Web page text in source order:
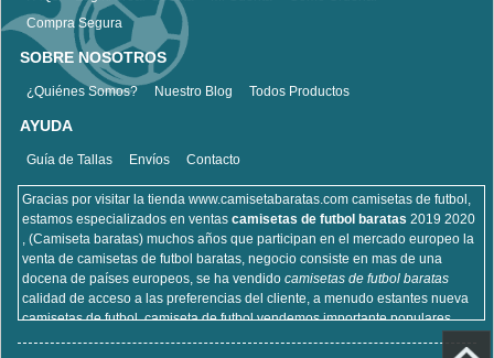
Compra Segura
SOBRE NOSOTROS
¿Quiénes Somos? Nuestro Blog Todos Productos
AYUDA
Guía de Tallas Envíos Contacto
Gracias por visitar la tienda www.camisetabaratas.com camisetas de futbol,
estamos especializados en ventas camisetas de futbol baratas 2019 2020
, (Camiseta baratas) muchos años que participan en el mercado europeo la
venta de camisetas de futbol baratas, negocio consiste en mas de una
docena de países europeos, se ha vendido camisetas de futbol baratas
calidad de acceso a las preferencias del cliente, a menudo estantes nueva
camisetas de futbol, camiseta de futbol vendemos importante populares,